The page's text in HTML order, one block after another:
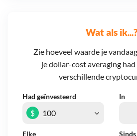
Wat als ik...?
Zie hoeveel waarde je
je dollar-cost averaging
verschillende
Had geïnvesteerd In
Elke Sinds
$